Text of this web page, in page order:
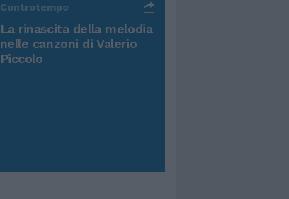
Controtempo
La rinascita della melodia
nelle canzoni di Valerio
Piccolo